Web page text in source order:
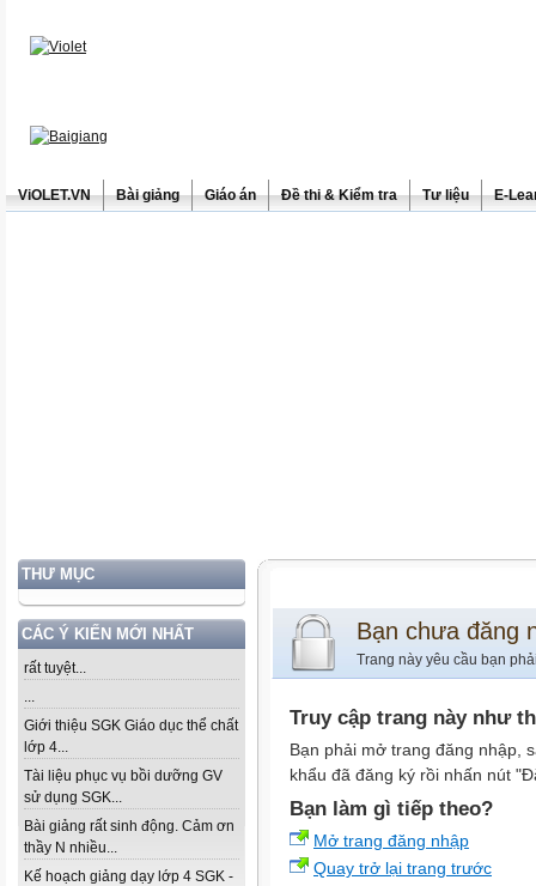
ViOLET.VN Bài giảng Giáo án Đề thi & Kiểm tra Tư liệu E-
THƯ MỤC
CÁC Ý KIẾN MỚI NHẤT
rất tuyệt...
...
Giới thiệu SGK Giáo dục thể chất
lớp 4...
Tài liệu phục vụ bồi dưỡng GV
sử dụng SGK...
Bài giảng rất sinh động. Cảm ơn
thầy N nhiều...
Kế hoạch giảng dạy lớp 4 SGK -
Bạn chưa đăng
Trang này yêu cầu bạn
Truy cập trang này như
Bạn phải mở trang đăng nhập,
khẩu đã đăng ký rồi nhấn nút
Bạn làm gì tiếp theo?
Mở trang đăng nhập
Quay trở lại trang trước